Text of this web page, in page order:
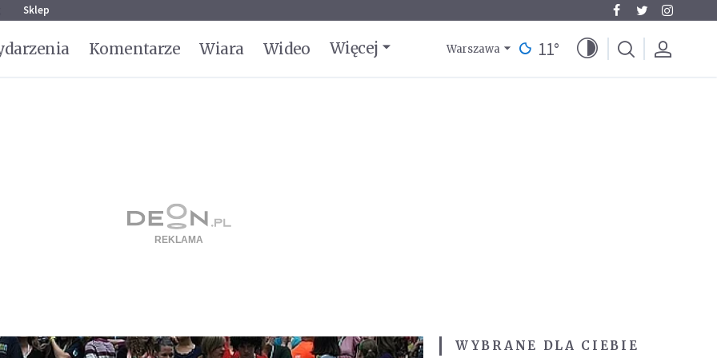
Sklep
Komentarze Wiara Wideo Więcej Warszawa 11°
WYBRANE DLA CIEBIE